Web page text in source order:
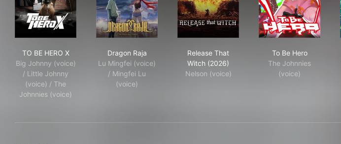
TO BE HERO X
Big Johnny (voice)
/ Little Johnny
(voice) / The
Johnnies (voice)
Dragon Raja
Lu Mingfei (voice)
/ Mingfei Lu
(voice)
Release That
Witch (2026)
Nelson (voice)
To Be Hero
The Johnnies
(voice)